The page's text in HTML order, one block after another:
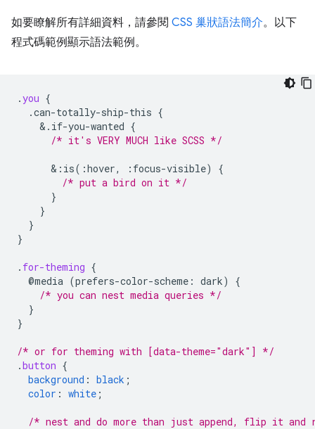
如要瞭解所有詳細資料，請參閱 CSS 巢狀語法簡介。以下
程式碼範例顯示語法範例。
.you {
.can-totally-ship-this {
& .if-you-wanted {
/* it's VERY MUCH like SCSS */
& :is(:hover, :focus-visible)
{
/* put a bird on it */
}
}
}
}
. for-theming {
@media (prefers-color-scheme : dark)
{
/* you can nest media queries */
}
}
/* or for theming with [data-theme="dark"] */
.button {
background : black ;
color : white ;
/* nest and do more than just append, flip it